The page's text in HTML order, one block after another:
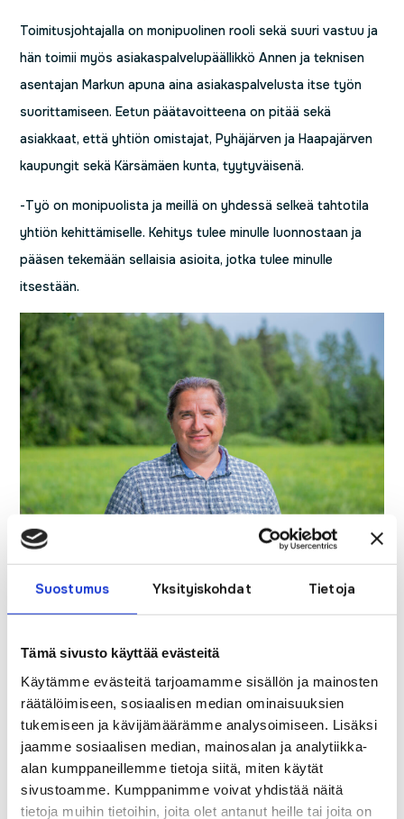
Suostumus Yksityiskohdat Tietoja
Tämä sivusto käyttää evästeitä
Käytämme evästeitä tarjoamamme sisällön ja mainosten
räätälöimiseen, sosiaalisen median ominaisuuksien
tukemiseen ja kävijämäärämme analysoimiseen. Lisäksi
jaamme sosiaalisen median, mainosalan ja analytiikka-
alan kumppaneillemme tietoja siitä, miten käytät
sivustoamme. Kumppanimme voivat yhdistää näitä
tietoja muihin tietoihin, joita olet antanut heille tai joita on
Toimitusjohtajalla on monipuolinen rooli sekä suuri vastuu ja
hän toimii myös asiakaspalvelupäällikkö Annen ja teknisen
asentajan Markun apuna aina asiakaspalvelusta itse työn
suorittamiseen. Eetun päätavoitteena on pitää sekä
asiakkaat, että yhtiön omistajat, Pyhäjärven ja Haapajärven
kaupungit sekä Kärsämäen kunta, tyytyväisenä.
-Työ on monipuolista ja meillä on yhdessä selkeä tahtotila
yhtiön kehittämiselle. Kehitys tulee minulle luonnostaan ja
pääsen tekemään sellaisia asioita, jotka tulee minulle
itsestään.
Eetun mielestä hyvä työpaikka ja työympäristö on sellainen,
missä ei tarvitse turhia pönöttää ja saa olla juuri sellainen
hommansa ja ottaa vastuuta. Vapaa-aikansa Eetu käyttää
metsässä ja harrastuksiksi voikin sanoa kaikenlaiset
metsähommat, metsän hyödyntämisen ja ihan metsässä
oleskelun.
-Ei tarvitse kumarrella kuvia tai teeskennellä mitään mitä ei
ole. Pyhänet on hyvin hoidettu yhtiö, johon on ollut mukava